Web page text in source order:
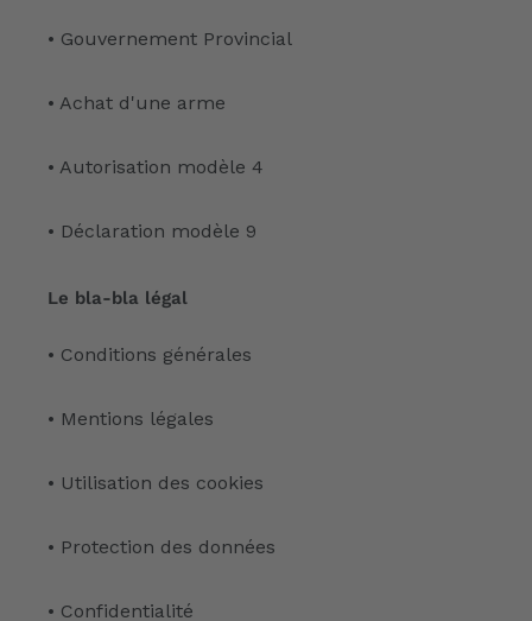
• Gouvernement Provincial
• Achat d'une arme
• Autorisation modèle 4
• Déclaration modèle 9
Le bla-bla légal
• Conditions générales
• Mentions légales
• Utilisation des cookies
• Protection des données
• Confidentialité